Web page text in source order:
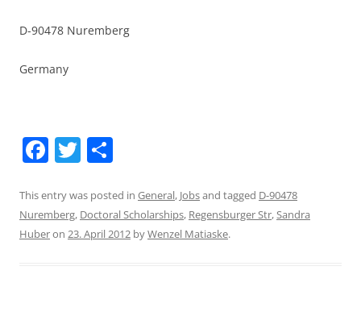
D-90478 Nuremberg
Germany
F
c
e
T
itt
er
ar
e
This entry was posted in General, Jobsand tagged D-90478
Nuremberg, Doctoral Scholarships, Regensburger Str,Sandra
Huberon 23. April 2012 byWenzel Matiaske.